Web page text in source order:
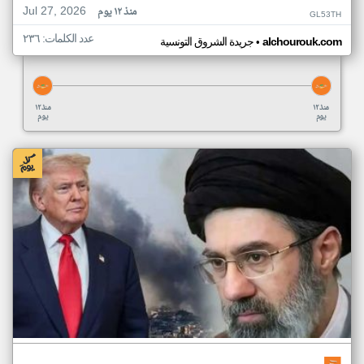
Jul 27, 2026
منذ ١٢ يوم GL53TH
جريدة الشروق التونسية• alchourouk.com عدد الكلمات: ٢٣٦
منذ ١٢
يوم
منذ ١٢
يوم